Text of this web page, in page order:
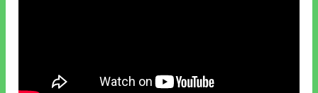
UBZ-EA20R